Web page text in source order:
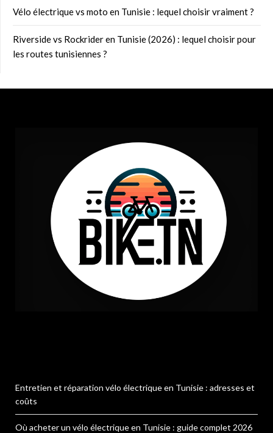
Vélo électrique vs moto en Tunisie : lequel choisir vraiment ?
Riverside vs Rockrider en Tunisie (2026) : lequel choisir pour
les routes tunisiennes ?
Entretien et réparation vélo électrique en Tunisie : adresses et
coûts
Où acheter un vélo électrique en Tunisie : guide complet 2026